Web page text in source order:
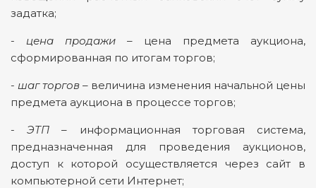
задатка;
- цена продажи – цена предмета аукциона,
сформированная по итогам торгов;
- шаг торгов – величина изменения начальной цены
предмета аукциона в процессе торгов;
-ЭТП – информационная торговая система,
предназначенная для проведения аукционов,
доступ к которой осуществляется через сайт в
компьютерной сети Интернет;